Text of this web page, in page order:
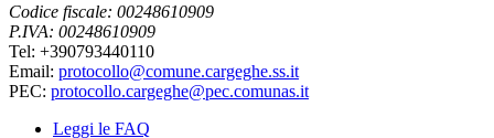
Codice fiscale: 00248610909
P.IVA: 00248610909
Tel: +390793440110
Email: protocollo@comune.cargeghe.ss.it
PEC: protocollo.cargeghe@pec.comunas.it
Leggi le FAQ